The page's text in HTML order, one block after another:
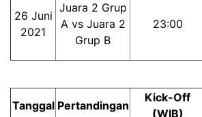
26 Juni
2021
Juara 2 Grup
A vs Juara 2
Grup B
23:00
Tanggal Pertandingan
Kick-Off
(WIB)